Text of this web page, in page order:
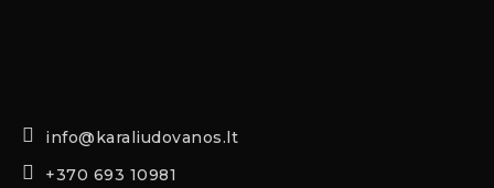
info@karaliudovanos.lt
+370 693 10981